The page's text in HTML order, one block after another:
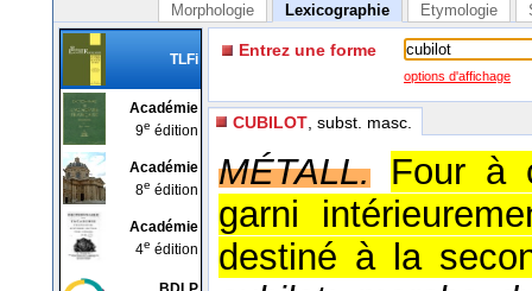
Morphologie Lexicographie Etymologie
TLFi
Académie
9e édition
Académie
8e édition
Académie
4e édition
Entrez une forme
options d'affichage
CUBILOT , subst. masc.
MÉTALL. Four à
garni
destiné à la